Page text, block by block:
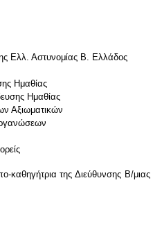
Ελλ. Αστυνομίας Β. Ελλάδος
Ημαθίας
Ημαθίας
Αξιωματικών
της Διεύθυνσης Β/μιας